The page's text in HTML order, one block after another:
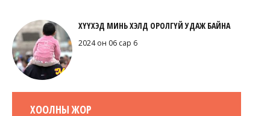
ХҮҮХЭД МИНЬ ХЭЛД ОРОЛГҮЙ УДАЖ БАЙНА
2024 он 06 сар 6
ХООЛНЫ ЖОР